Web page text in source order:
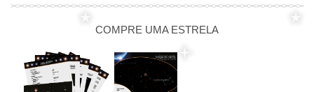
COMPRE UMA ESTRELA